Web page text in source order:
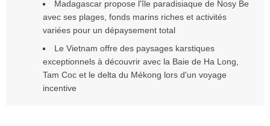
Madagascar propose l'île paradisiaque de Nosy Be
avec ses plages, fonds marins riches et activités
variées pour un dépaysement total
Le Vietnam offre des paysages karstiques
exceptionnels à découvrir avec la Baie de Ha Long,
Tam Coc et le delta du Mékong lors d'un voyage
incentive